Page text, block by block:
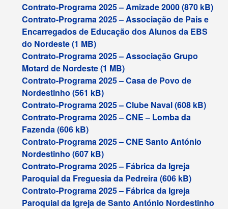
Contrato-Programa 2025 – Amizade 2000
Contrato-Programa 2025 – Associação de Pais e
Encarregados de Educação dos Alunos da EBS
do Nordeste
Contrato-Programa 2025 – Associação Grupo
Motard de Nordeste
Contrato-Programa 2025 – Casa de Povo de
Nordestinho
Contrato-Programa 2025 – Clube Naval
Contrato-Programa 2025 – CNE – Lomba da
Fazenda
Contrato-Programa 2025 – CNE Santo António
Nordestinho
Contrato-Programa 2025 – Fábrica da Igreja
Paroquial da Freguesia da Pedreira
Contrato-Programa 2025 – Fábrica da Igreja
Paroquial da Igreja de Santo António Nordestinho